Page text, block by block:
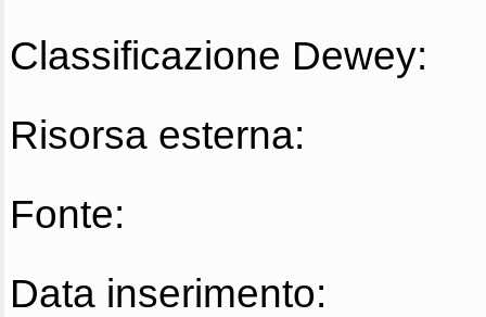
Classificazione Dewey:
Risorsa esterna:
Fonte:
Data inserimento: